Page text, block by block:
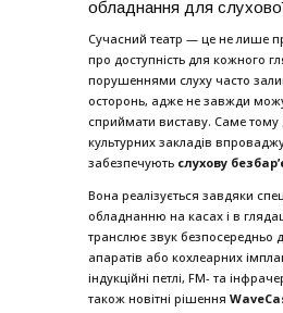
обладнання для
Сучасний театр — це не лише
про доступність для кожного
порушеннями слуху часто
осторонь, адже не завжди
сприймати виставу. Саме тому
культурних закладів
забезпечують слухову
Вона реалізується завдяки
обладнанню на касах і в
транслює звук безпосередньо
апаратів або кохлеарних
індукційні петлі, FM- та
також новітні рішення